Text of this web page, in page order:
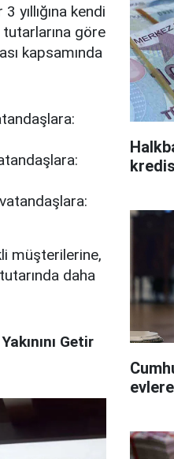
yıllığına kendi
tutarlarına göre
kapsamında
müşterilerine,
daha
Getir